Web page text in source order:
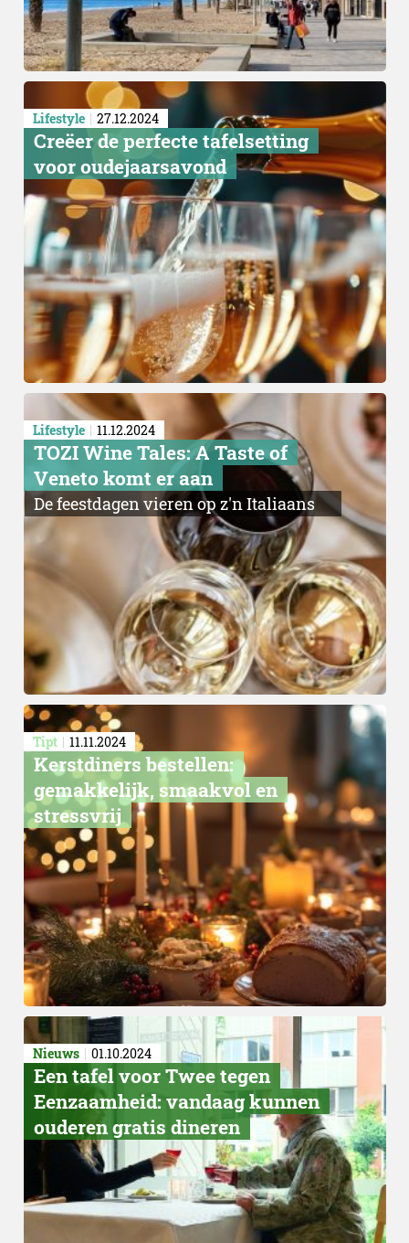
Pop-up
Magazine
Lifestyle 27.12.2024
Creëer de perfecte tafelsetting
voor oudejaarsavond
Lifestyle 11.12.2024
TOZI Wine Tales: A Taste of
Veneto komt er aan
De feestdagen vieren op z'n Italiaans
Tipt 11.11.2024
Kerstdiners bestellen:
gemakkelijk, smaakvol en
stressvrij
Nieuws 01.10.2024
Een tafel voor Twee tegen
Eenzaamheid: vandaag kunnen
ouderen gratis dineren